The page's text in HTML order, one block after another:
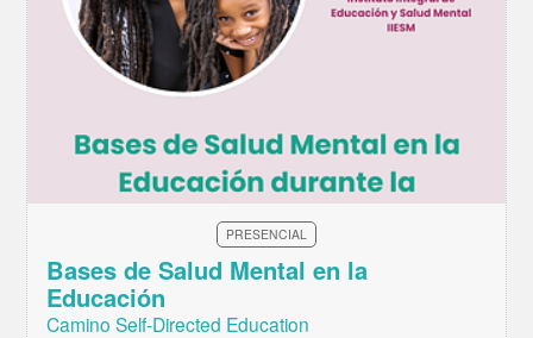
PRESENCIAL
Bases de Salud Mental en la
Educación
Camino Self-Directed Education